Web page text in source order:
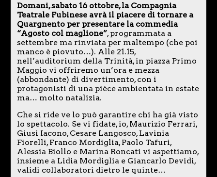
Domani, sabato 16 ottobre, la Compagnia
Teatrale Fubinese avrà il piacere di tornare a
Quargnento per presentare la commedia
“Agosto col maglione”, programmata a
settembre ma rinviata per maltempo (che poi
manco è piovuto…). Alle 21.15,
nell’auditorium della Trinità, in piazza Primo
Maggio vi offriremo un’ora e mezza
(abbondante) di divertimento, con i
protagonisti di una pièce ambientata in estate
ma… molto natalizia.
Che si ride ve lo può garantire chi ha già visto
lo spettacolo. Se vi fidate, io, Maurizio Ferrari,
Giusi Iacono, Cesare Langosco, Lavinia
Fiorelli, Franco Mordiglia, Paolo Tafuri,
Alessia Biollo e Marina Roncati vi aspettiamo,
insieme a Lidia Mordiglia e Giancarlo Devidi,
validi collaboratori dietro le quinte…